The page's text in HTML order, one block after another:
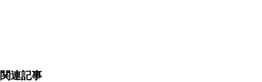
関連記事